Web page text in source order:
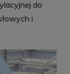
do
i